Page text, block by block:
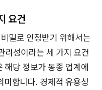
요건
밀로 인정받기 위해서는
리성이라는 세 가지 요건
해당 정보가 동종 업계에
미합니다. 경제적 유용성